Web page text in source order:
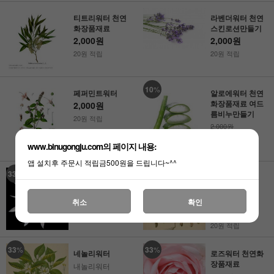
티트리워터 천연
화장품재료
2,000원
20원 적립
라벤더워터 천연
스킨로션만들기
2,000원
20원 적립
페퍼민트워터
2,000원
20원 적립
10%
알로에워터 천연
화장품재료 여드
름비누만들기
2,000원
33 일랑일랑워터
3,000원
2,000원
20원 적립
캐모마일워터
카모마일워터
2,000원
20원 적립
33% 네놀리워터
내놀리워터
33%
로즈워터 천연화
장품재료
www.binugongju.com의 페이지 내용:
앱 설치후 주문시 적립금500원을 드립니다~^^
취소 확인